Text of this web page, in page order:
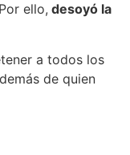
ello, desoyó la
a todos los
de quien